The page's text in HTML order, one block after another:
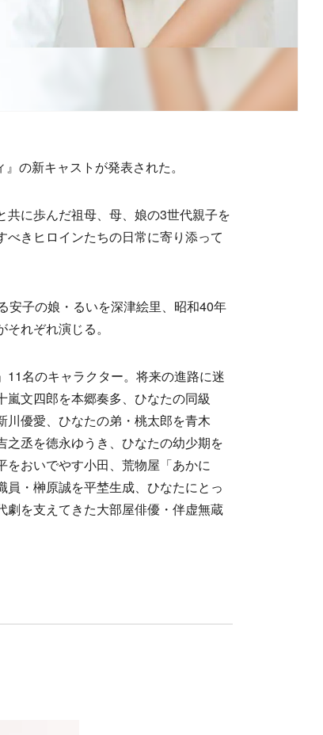
の新キャストが発表された。
に歩んだ祖母、母、娘の3世代親子を
きヒロインたちの日常に寄り添って
子の娘・るいを深津絵里、昭和40年
れぞれ演じる。
名のキャラクター。将来の進路に迷
文四郎を本郷奏多、ひなたの同級
優愛、ひなたの弟・桃太郎を青木
丞を徳永ゆうき、ひなたの幼少期を
おいでやす小田、荒物屋「あかに
・榊原誠を平埜生成、ひなたにとっ
劇を支えてきた大部屋俳優・伴虚無蔵